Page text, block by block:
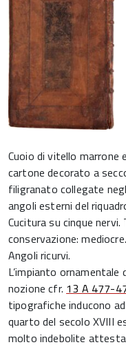
Cuoio di vitello marrone
cartone decorato a
filigranato collegate
angoli esterni del
Cucitura su cinque
conservazione:
Angoli ricurvi.
L’impianto ornamentale
nozione cfr. 13 A 477-
tipografiche inducono
quarto del secolo XVIII
molto indebolite